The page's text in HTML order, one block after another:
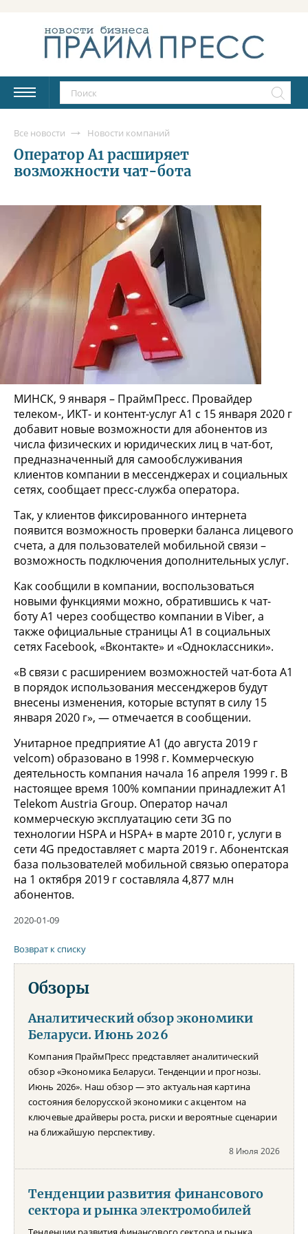
Все новости Новости компаний
Оператор А1 расширяет
возможности чат-бота
МИНСК, 9 января – ПраймПресс. Провайдер
телеком-, ИКТ- и контент-услуг А1 с 15 января 2020 г
добавит новые возможности для абонентов из
числа физических и юридических лиц в чат-бот,
предназначенный для самообслуживания
клиентов компании в мессенджерах и социальных
сетях, сообщает пресс-служба оператора.
Так, у клиентов фиксированного интернета
появится возможность проверки баланса лицевого
счета, а для пользователей мобильной связи –
возможность подключения дополнительных услуг.
Как сообщили в компании, воспользоваться
новыми функциями можно, обратившись к чат-
боту А1 через сообщество компании в Viber, а
также официальные страницы А1 в социальных
сетях Facebook, «Вконтакте» и «Одноклассники».
«В связи с расширением возможностей чат-бота А1
в порядок использования мессенджеров будут
внесены изменения, которые вступят в силу 15
января 2020 г», — отмечается в сообщении.
Унитарное предприятие А1 (до августа 2019 г
velcom) образовано в 1998 г. Коммерческую
деятельность компания начала 16 апреля 1999 г. В
настоящее время 100% компании принадлежит А1
Telekom Austria Group. Оператор начал
коммерческую эксплуатацию сети 3G по
технологии HSPA и HSPA+ в марте 2010 г, услуги в
сети 4G предоставляет с марта 2019 г. Абонентская
база пользователей мобильной связью оператора
на 1 октября 2019 г составляла 4,877 млн
абонентов.
2020-01-09
Возврат к списку
Обзоры
Аналитический обзор экономики
Беларуси. Июнь 2026
Компания ПраймПресс представляет аналитический
обзор «Экономика Беларуси. Тенденции и прогнозы.
Июнь 2026». Наш обзор — это актуальная картина
состояния белорусской экономики с акцентом на
ключевые драйверы роста, риски и вероятные сценарии
на ближайшую перспективу.
8 Июля 2026
Тенденции развития финансового
сектора и рынка электромобилей